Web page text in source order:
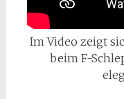
Im Video zeigt
beim F-